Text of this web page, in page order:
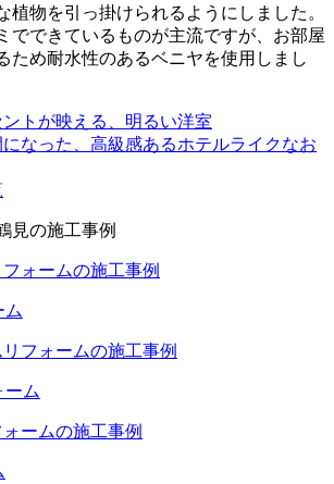
植物を引っ掛けられるようにしました。
でできているものが主流ですが、お部屋
ため耐水性のあるベニヤを使用しまし
トが映える、明るい洋室
なった、高級感あるホテルライクなお
見の施工事例
ム
ーム